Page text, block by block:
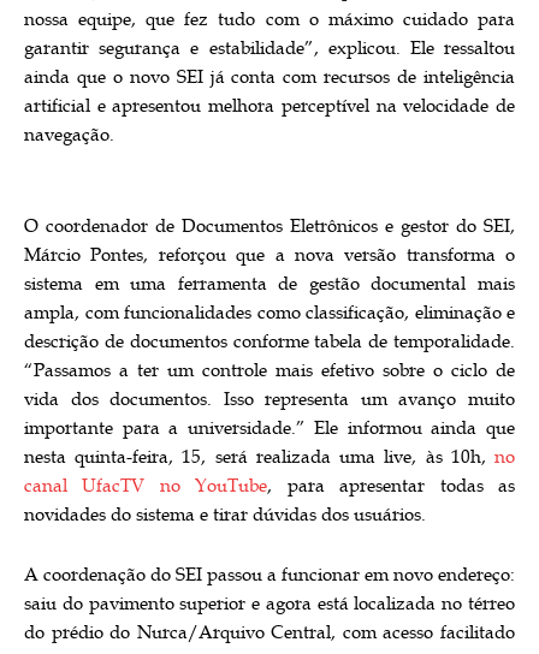
nossa equipe, que fez tudo com o máximo cuidado para
garantir segurança e estabilidade”, explicou. Ele ressaltou
ainda que o novo SEI já conta com recursos de inteligência
artificial e apresentou melhora perceptível na velocidade de
navegação.
O coordenador de Documentos Eletrônicos e gestor do SEI,
Márcio Pontes, reforçou que a nova versão transforma o
sistema em uma ferramenta de gestão documental mais
ampla, com funcionalidades como classificação, eliminação e
descrição de documentos conforme tabela de temporalidade.
“Passamos a ter um controle mais efetivo sobre o ciclo de
vida dos documentos. Isso representa um avanço muito
importante para a universidade.” Ele informou ainda que
nesta quinta-feira, 15, será realizada uma live, às 10h, no
canal UfacTV no YouTube, para apresentar todas as
novidades do sistema e tirar dúvidas dos usuários.
A coordenação do SEI passou a funcionar em novo endereço:
saiu do pavimento superior e agora está localizada no térreo
do prédio do Nurca/Arquivo Central, com acesso facilitado